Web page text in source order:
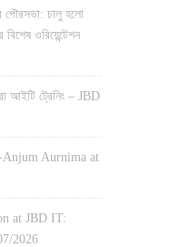
পৌরসভা: চালু হলো
ওরিয়েন্টেশন
আইটি ট্রেনিং – JBD
Anjum Aurnima at
at JBD IT:
2026